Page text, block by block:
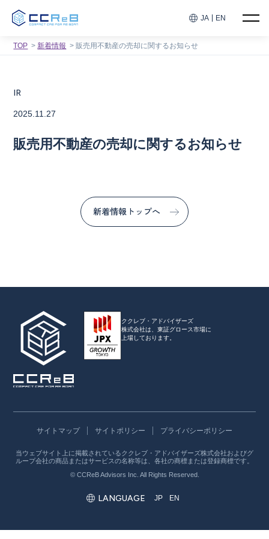
JA EN
TOP 新着情報 販売用不動産の売却に関するお知らせ
IR
2025.11.27
販売用不動産の売却に関するお知らせ
新着情報トップへ
ククレブ・アドバイザーズ
株式会社は、東証グロース市場に
上場しております。
サイトマップ サイトポリシー プライバシーポリシー
当ウェブサイト上に掲載されているククレブ・アドバイザーズ株式会社およびグ
ループ会社の商品またはサービスの名称等は、各社の商標または登録商標です。
© CCReB Advisors Inc. All Rights Reserved.
LANGUAGE JP EN